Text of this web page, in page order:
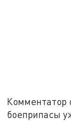
Комментатор
боеприпасы